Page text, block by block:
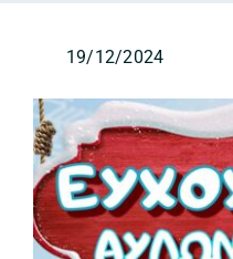
19/12/2024